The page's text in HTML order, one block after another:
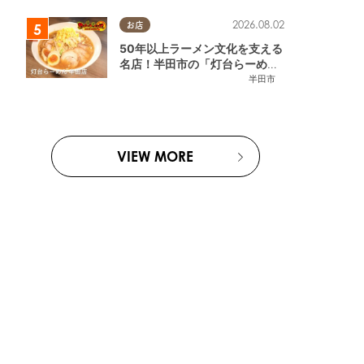
お店
半田市
2026.08.02
50年以上ラーメン文化を支える
名店！半田市の「灯台らーめん
半田店」へ【熱血ラーメン伝 8
VIEW MORE